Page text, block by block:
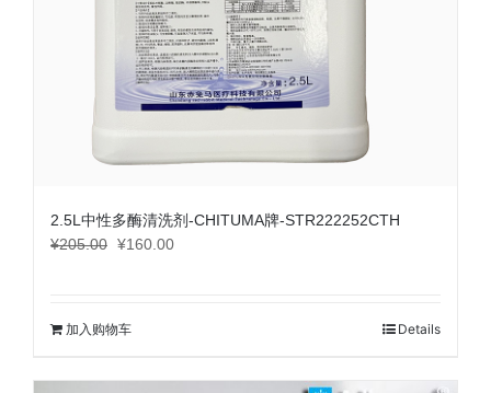
2.5L中性多酶清洗剂-CHITUMA牌-STR222252CTH
¥205.00 原
¥160.00当
加入购物车 Details